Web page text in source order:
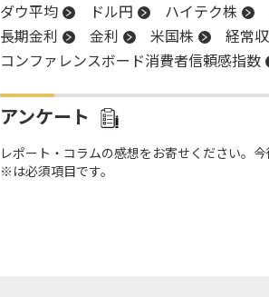
ダウ平均 ドル円 ハイテク株
長期金利
金利 米国株 経常
コンファレンスボード消費者信頼感指数
アンケート
レポート・コラムの感想をお寄せください。
※は必須項目です。